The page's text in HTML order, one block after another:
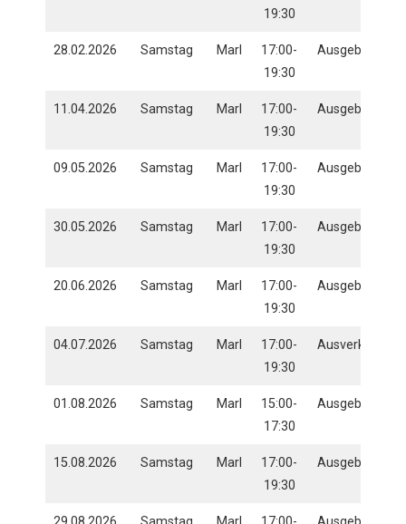
19:30
28.02.2026 Samstag Marl
17:00-
19:30
Ausgebucht
11.04.2026 Samstag Marl
17:00-
19:30
Ausgebucht
09.05.2026 Samstag Marl
17:00-
19:30
Ausgebucht
30.05.2026 Samstag Marl
17:00-
19:30
Ausgebucht
20.06.2026 Samstag Marl
17:00-
19:30
Ausgebucht
04.07.2026 Samstag Marl
17:00-
19:30
Ausverkauft
01.08.2026 Samstag Marl
15:00-
17:30
Ausgebucht
15.08.2026 Samstag Marl
17:00-
19:30
Ausgebucht